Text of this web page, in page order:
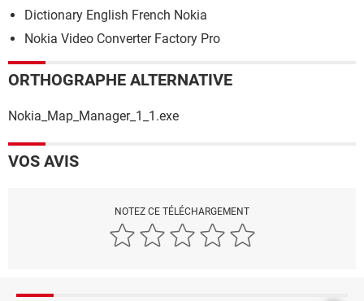
Dictionary English French Nokia
Nokia Video Converter Factory Pro
ORTHOGRAPHE ALTERNATIVE
Nokia_Map_Manager_1_1.exe
VOS AVIS
NOTEZ CE TÉLÉCHARGEMENT